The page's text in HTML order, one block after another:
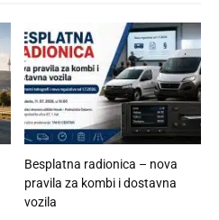
Besplatna radionica – nova
pravila za kombi i dostavna
vozila